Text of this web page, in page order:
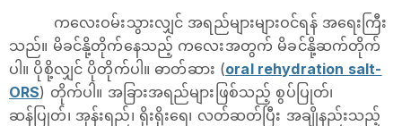
ကလေးဝမ်းသွားလျှင် အရည်များများဝင်ရန် အရေးကြီး
သည်။ မိခင်နို့တိုက်နေသည့် ကလေးအတွက် မိခင်နို့ဆက်တိုက်
ပါ။ ပို​စို့လျှင် ပိုတိုက်ပါ။ ဓာတ်ဆား (oral rehydration salt-
ORS) တိုက်ပါ။ အခြားအရည်များဖြစ်သည့် စွပ်ပြုတ်၊
ဆန်ပြုတ်၊ အုန်းရည်၊ ရိုးရိုးရေ၊ လတ်ဆတ်ပြီး အချိုနည်းသည့်